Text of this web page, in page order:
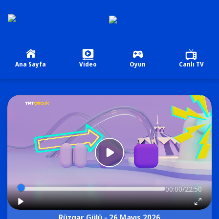
Ana Sayfa Video Oyun Canlı TV
00:00/22:50